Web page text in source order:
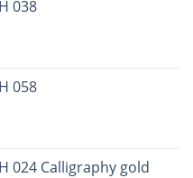
038
058
024 Calligraphy gold